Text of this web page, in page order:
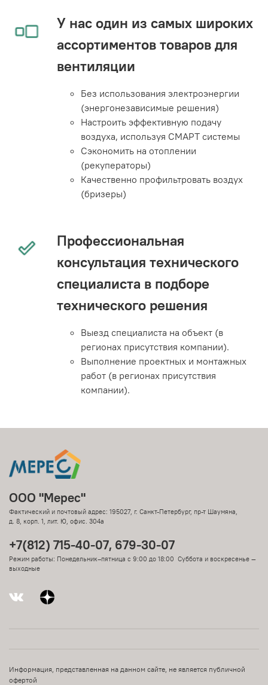
У нас один из самых широких
ассортиментов товаров для
вентиляции
Без использования электроэнергии
(энергонезависимые решения)
Настроить эффективную подачу
воздуха, используя СМАРТ системы
Сэкономить на отоплении
(рекуператоры)
Качественно профильтровать воздух
(бризеры)
Профессиональная
консультация технического
специалиста в подборе
технического решения
Выезд специалиста на объект (в
регионах присутствия компании).
Выполнение проектных и монтажных
работ (в регионах присутствия
компании).
ООО "Мерес"
Фактический и почтовый адрес: 195027, г. Санкт-Петербург, пр-т Шаумяна,
д. 8, корп. 1, лит. Ю, офис. 304а
+7(812) 715-40-07, 679-30-07
Режим работы: Понедельник–пятница с 9:00 до 18:00 Суббота и воскресенье —
выходные
Информация, представленная на данном сайте, не является публичной
офертой